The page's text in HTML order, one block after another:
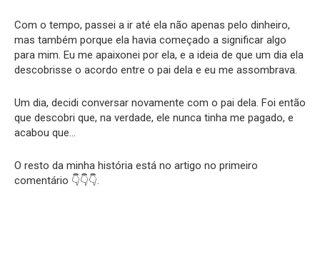
Com o tempo, passei a ir até ela não apenas pelo dinheiro,
mas também porque ela havia começado a significar algo
para mim. Eu me apaixonei por ela, e a ideia de que um dia ela
descobrisse o acordo entre o pai dela e eu me assombrava.
Um dia, decidi conversar novamente com o pai dela. Foi então
que descobri que, na verdade, ele nunca tinha me pagado, e
acabou que…
O resto da minha história está no artigo no primeiro
comentário 👇👇👇.